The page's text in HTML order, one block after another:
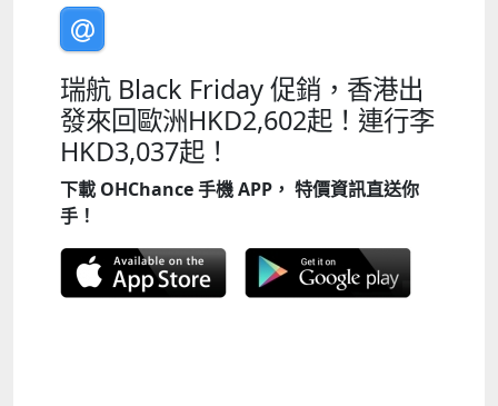
瑞航 Black Friday 促銷，香港出
發來回歐洲HKD2,602起！連行李
HKD3,037起！
下載 OHChance 手機 APP， 特價資訊直送你
手！